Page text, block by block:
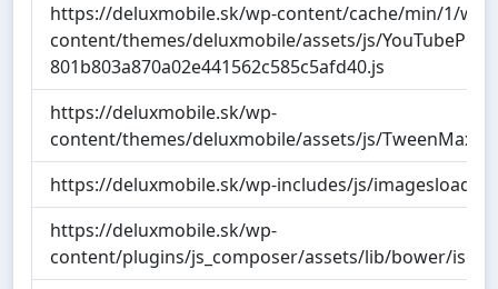
https://deluxmobile.sk/wp-content/cache/min/1/wp-
content/themes/deluxmobile/assets/js/
801b803a870a02e441562c585c5afd40.js
https://deluxmobile.sk/wp-
content/themes/deluxmobile/assets/js/
https://deluxmobile.sk/wp-includes/js/
https://deluxmobile.sk/wp-
content/plugins/js_composer/assets/lib/bower/